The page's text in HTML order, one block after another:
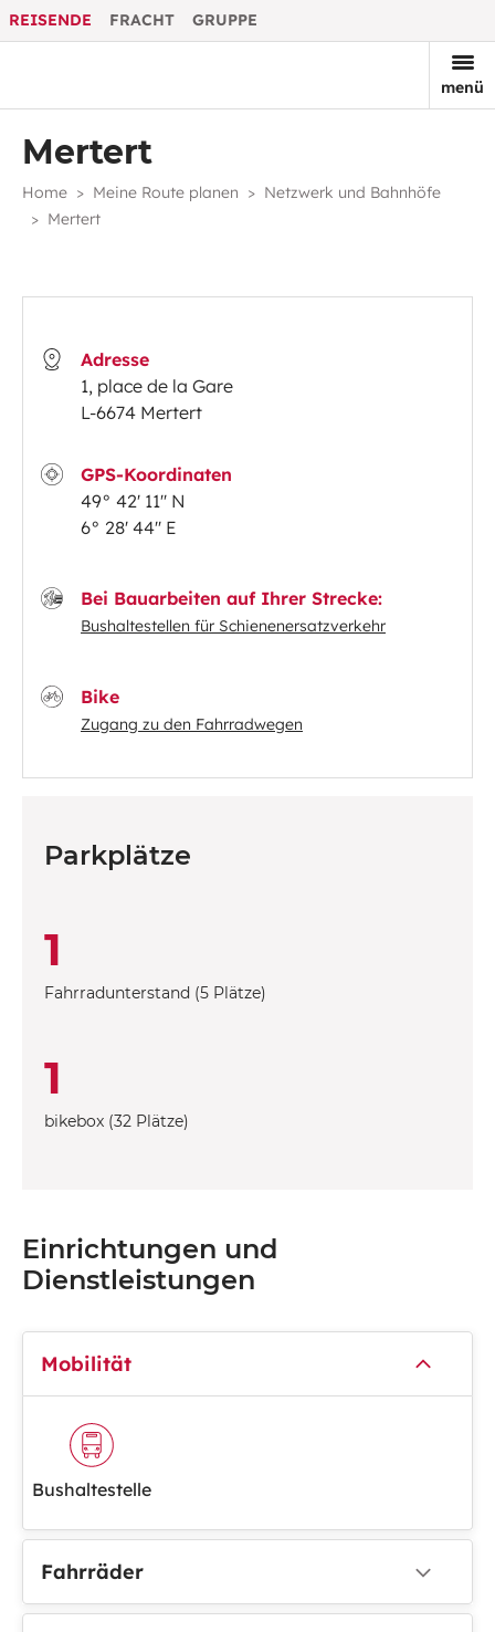
REISENDE FRACHT GRUPPE
menü
Mertert
Home Meine Route planen
Netzwerk und Bahnhöfe
Mertert
Adresse
1, place de la Gare
L-6674 Mertert
GPS-Koordinaten
49° 42' 11'' N
6° 28' 44'' E
Bei Bauarbeiten auf Ihrer Strecke:
Bushaltestellen für Schienenersatzverkehr
Bike
Zugang zu den Fahrradwegen
Parkplätze
1
Fahrradunterstand (5 Plätze)
1
bikebox (32 Plätze)
Einrichtungen und
Dienstleistungen
Mobilität
Bushaltestelle
Fahrräder